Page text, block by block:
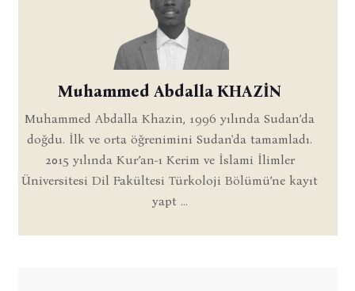
Muhammed Abdalla KHAZİN
Muhammed Abdalla Khazin, 1996 yılında Sudan’da
doğdu. İlk ve orta öğrenimini Sudan'da tamamladı.
2015 yılında Kur’an-ı Kerim ve İslami İlimler
Üniversitesi Dil Fakültesi Türkoloji Bölümü’ne kayıt
yapt ...